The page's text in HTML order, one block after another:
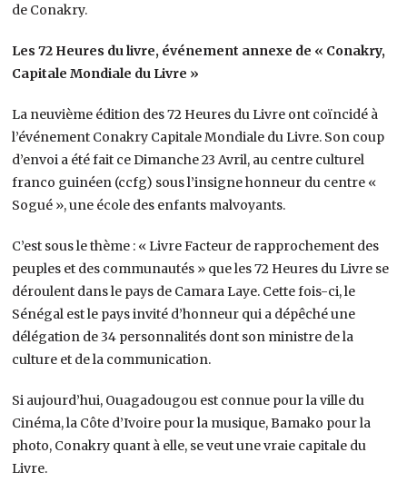
de Conakry.
Les 72 Heures du livre, événement annexe de « Conakry,
Capitale Mondiale du Livre »
La neuvième édition des 72 Heures du Livre ont coïncidé à
l’événement Conakry Capitale Mondiale du Livre. Son coup
d’envoi a été fait ce Dimanche 23 Avril, au centre culturel
franco guinéen (ccfg) sous l’insigne honneur du centre «
Sogué », une école des enfants malvoyants.
C’est sous le thème : « Livre Facteur de rapprochement des
peuples et des communautés » que les 72 Heures du Livre se
déroulent dans le pays de Camara Laye. Cette fois-ci, le
Sénégal est le pays invité d’honneur qui a dépêché une
délégation de 34 personnalités dont son ministre de la
culture et de la communication.
Si aujourd’hui, Ouagadougou est connue pour la ville du
Cinéma, la Côte d’Ivoire pour la musique, Bamako pour la
photo, Conakry quant à elle, se veut une vraie capitale du
Livre.